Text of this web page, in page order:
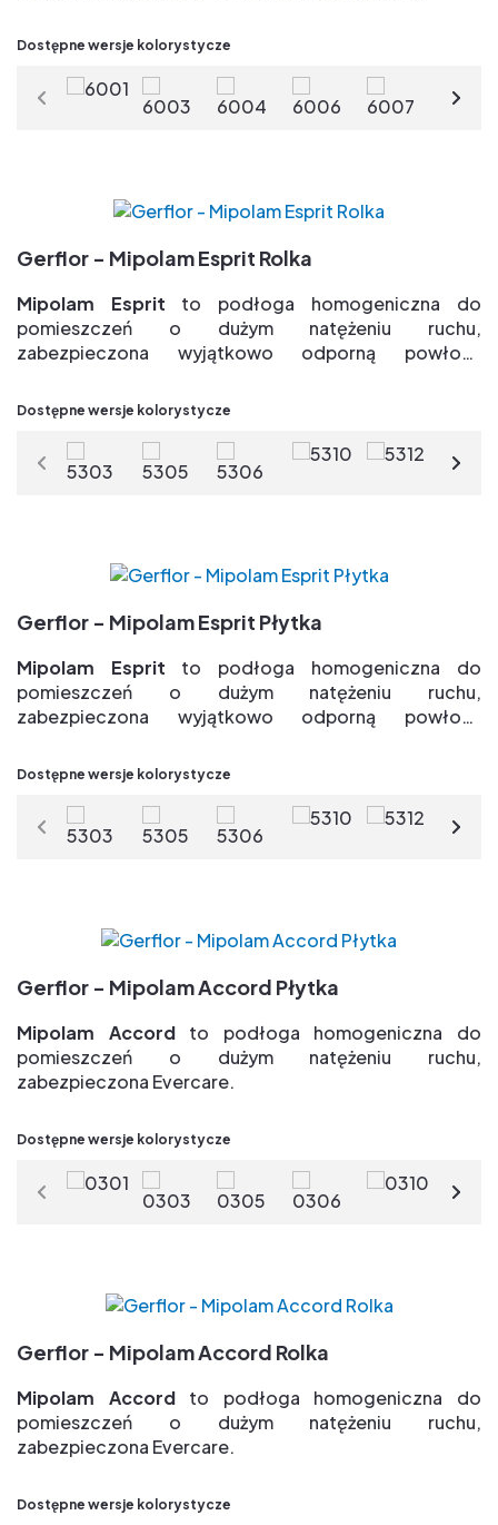
Grupa T => Najlepsza odporność na ścieranie
Ekskluzywne i opatentowane zabezpieczenie
powierzchniowe Evercare (R) => łatwe
Paleta 26 naturalnych kolorów dla dowolnego
100% bio-pochodzenia plastyfikatory => 75%
odnawialnych surowców
TVOC po 28 dniach < 10µg/m3 => jakość powietrza
wewnątrz pomieszczeń
Dostępne wersje kolorystycze
Gerflor - Mipolam Esprit Rolka
Mipolam Esprit to podłoga homogeniczna do
pomieszczeń o dużym natężeniu ruchu,
zabezpieczona wyjątkowo odporną powłoką
Grupa T => Najlepsza odporność na ścieranie
Ekskluzywne i opatentowane zabezpieczenie
powierzchniowe Evercare(R) => łatwe
Paleta 26 naturalnych kolorów
100% bio-pochodzenia plastyfikatory => 75%
odnawialnych surowców
TVOC po 28 dniach < 10µg/m3 => jakość powietrza
wewnątrz pomieszczeń
Dostępne wersje kolorystycze
Gerflor - Mipolam Esprit Płytka
Mipolam Esprit to podłoga homogeniczna do
pomieszczeń o dużym natężeniu ruchu,
zabezpieczona wyjątkowo odporną powłoką
Grupa T => Najlepsza odporność na ścieranie
Ekskluzywne i opatentowane zabezpieczenie
powierzchniowe Evercare(R) => łatwe
Paleta 26 naturalnych kolorów
100% bio-pochodzenia plastyfikatory => 75%
odnawialnych surowców
TVOC po 28 dniach < 10µg/m3 => jakość powietrza
wewnątrz pomieszczeń
Dostępne wersje kolorystycze
Gerflor - Mipolam Accord Płytka
Mipolam Accord to podłoga homogeniczna do
pomieszczeń o dużym natężeniu ruchu,
zabezpieczona Evercare.
Grupa T => najlepsza odporność na ścieranie
przez cały cykl życia & duża odporność na plamy
Paleta 29 kolorów pół- kierunkowych dla swobody
wybory projektu
wykończeniem
TVOC po 28 days < 10µg/m3 => jakość powietrza
wewnątrz pomieszczeń
Dostępne wersje kolorystycze
Gerflor - Mipolam Accord Rolka
Mipolam Accord to podłoga homogeniczna do
pomieszczeń o dużym natężeniu ruchu,
zabezpieczona Evercare.
Dostępne wersje kolorystycze